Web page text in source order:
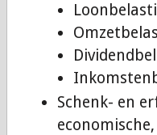
Schenk- en